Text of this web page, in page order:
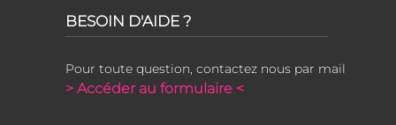
BESOIN D'AIDE ?
Pour toute question, contactez nous par mail
> Accéder au formulaire <